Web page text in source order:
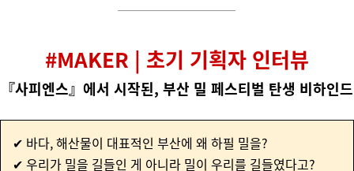
#MAKER | 초기 기획자 인터뷰
『사피엔스』에서 시작된, 부산 밀 페스티벌 탄생 비하인드
✔ 바다, 해산물이 대표적인 부산에 왜 하필 밀을?
✔ 우리가 밀을 길들인 게 아니라 밀이 우리를 길들였다고?